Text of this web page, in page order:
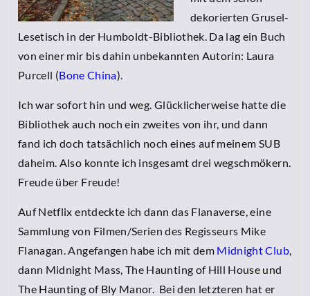
dekorierten Grusel-
Lesetisch in der Humboldt-Bibliothek. Da lag ein Buch
von einer mir bis dahin unbekannten Autorin: Laura
Purcell (Bone China).
Ich war sofort hin und weg. Glücklicherweise hatte die
Bibliothek auch noch ein zweites von ihr, und dann
fand ich doch tatsächlich noch eines auf meinem SUB
daheim. Also konnte ich insgesamt drei wegschmökern.
Freude über Freude!
Auf Netflix entdeckte ich dann das Flanaverse, eine
Sammlung von Filmen/Serien des Regisseurs Mike
Flanagan. Angefangen habe ich mit dem Midnight Club,
dann Midnight Mass, The Haunting of Hill House und
The Haunting of Bly Manor. Bei den letzteren hat er